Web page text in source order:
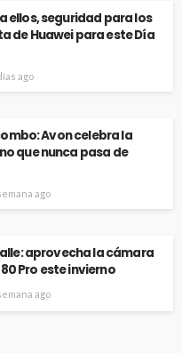
ellos, seguridad para los
de Huawei para este Día
ago
Avon celebra la
que nunca pasa de
ago
aprovecha la cámara
Pro este invierno
ago